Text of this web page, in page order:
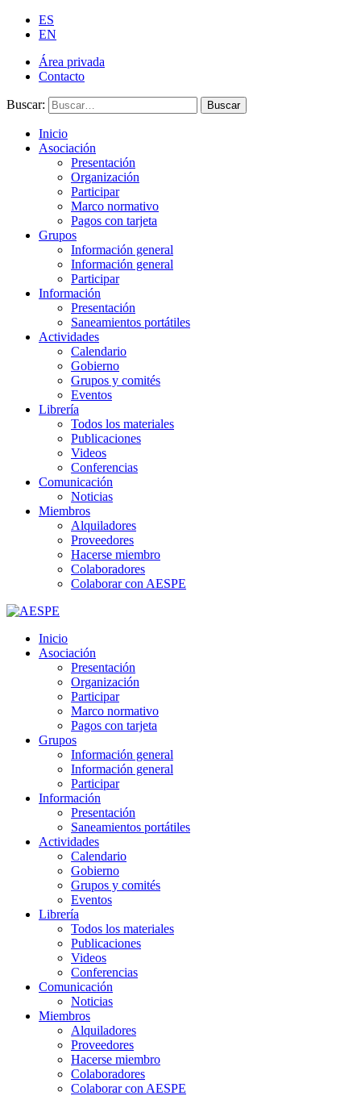
ES
EN
Área privada
Contacto
Buscar: Buscar
Inicio
Asociación
Presentación
Organización
Participar
Marco normativo
Pagos con tarjeta
Grupos
Información general
Información general
Participar
Información
Presentación
Saneamientos portátiles
Actividades
Calendario
Gobierno
Grupos y comités
Eventos
Librería
Todos los materiales
Publicaciones
Videos
Conferencias
Comunicación
Noticias
Miembros
Alquiladores
Proveedores
Hacerse miembro
Colaboradores
Colaborar con AESPE
Inicio
Asociación
Presentación
Organización
Participar
Marco normativo
Pagos con tarjeta
Grupos
Información general
Información general
Participar
Información
Presentación
Saneamientos portátiles
Actividades
Calendario
Gobierno
Grupos y comités
Eventos
Librería
Todos los materiales
Publicaciones
Videos
Conferencias
Comunicación
Noticias
Miembros
Alquiladores
Proveedores
Hacerse miembro
Colaboradores
Colaborar con AESPE